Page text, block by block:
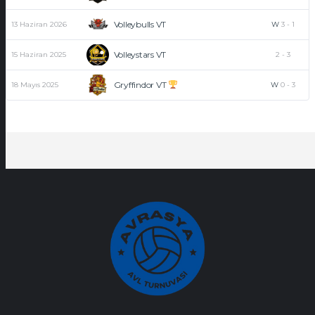
13 Haziran 2026 Volleybulls VT W 3 - 1
15 Haziran 2025 Volleystars VT 2 - 3
18 Mayıs 2025 Gryffindor VT W 0 - 3